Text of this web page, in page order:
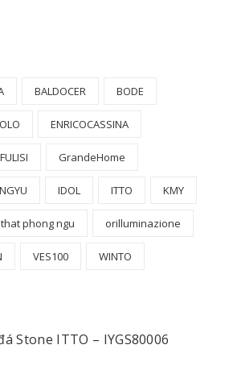
BALDOCER BODE
ENRICOCASSINA
FULISI GrandeHome
IDOL ITTO KMY
phong ngu orilluminazione
VES100 WINTO
Stone ITTO – IYGS80006